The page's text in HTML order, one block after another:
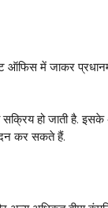
में जाकर
हो जाती है.
कर सकते हैं.